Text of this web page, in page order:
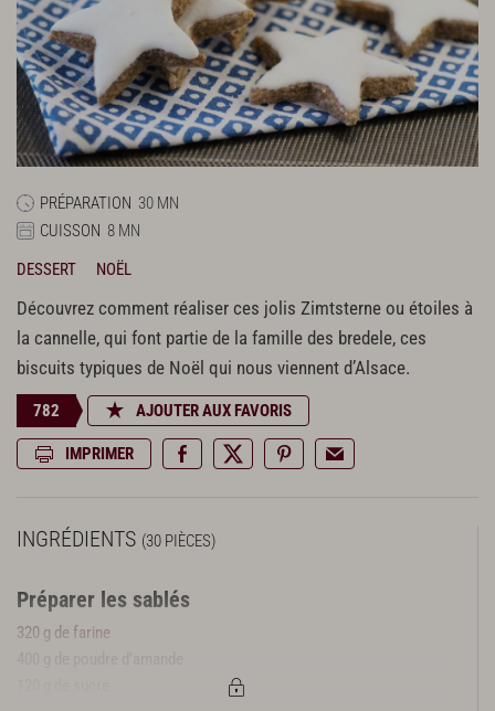
PRÉPARATION 30 MN
CUISSON 8 MN
DESSERT
NOËL
Découvrez comment réaliser ces jolis Zimtsterne ou étoiles à
la cannelle, qui font partie de la famille des bredele, ces
biscuits typiques de Noël qui nous viennent d’Alsace.
782 AJOUTER AUX FAVORIS
IMPRIMER
INGRÉDIENTS (30 PIÈCES)
Préparer les sablés
320 g de farine